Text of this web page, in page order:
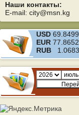
Наши контакты:
E-mail: city@msn.kg
USD 69.8499
EUR 77.8652
RUB 1.0683